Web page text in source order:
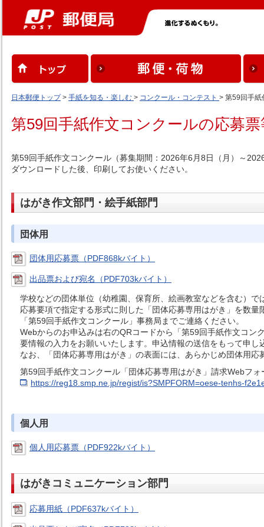
日本郵便トップ> 手紙を知る・楽しむ > コンクール・コンテスト > 第59回手紙
第59回手紙作文コンクールの応募
第59回手紙作文コンクール（募集期間：2026年6月8日（月）～
ダウンロードした後、印刷してお使いください。
はがき作文部門・絵手紙部門
団体用
団体用応募票（PDF868kバイト）
出品票および宛名（PDF703kバイト）
学校などの団体単位（幼稚園、保育所、絵画教室などを含む）
応募要項で指定する形式に則した「団体応募専用はがき」を数
「第59回手紙作文コンクール」事務局までご連絡ください。
Webからのお申込みは右のQRコードから「第59回手紙作文コン
要情報の入力をお願いいたします。申込情報の送信をもって申し
なお、「団体応募専用はがき」の表面には、あらかじめ団体用応
第59回手紙作文コンクール「団体応募専用はがき」請求Webフォ
https://reg18.smp.ne.jp/regist/is?SMPFORM=oese-tenhs-
個人用
個人用応募票（PDF922kバイト）
はがきコミュニケーション部門
応募用紙（PDF637kバイト）